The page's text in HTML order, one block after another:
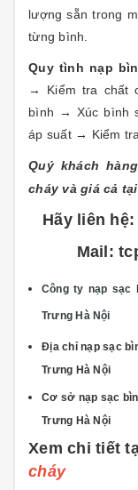
lượng sẵn trong
từng bình.
Quy tình nạp
→ Kiểm tra chất
bình → Xúc bình
áp suất → Kiểm
Quý khách
cháy và giá cả
Hãy liên hệ:
Mail:
Công ty nạp sạc
Trưng Hà Nội
Địa chỉ nạp sạc
Trưng Hà Nội
Cơ sở nạp sạc
Trưng Hà Nội
Xem chi tiết
cháy